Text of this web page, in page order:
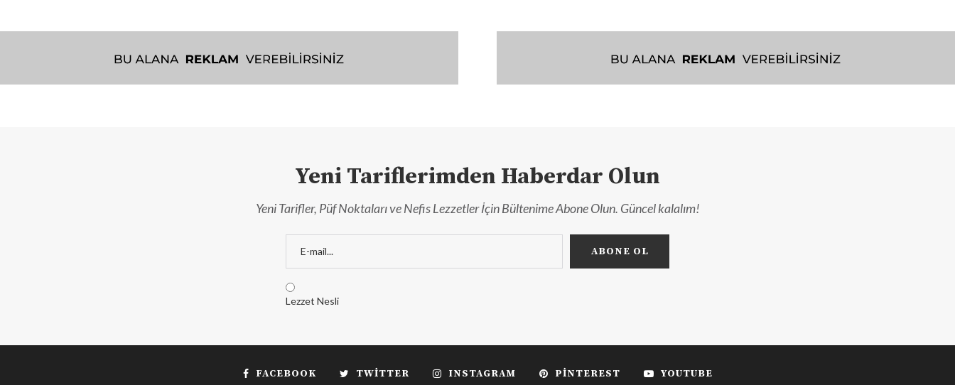
Yeni Tariflerimden Haberdar Olun
Yeni Tarifler, Püf Noktaları ve Nefis Lezzetler İçin Bültenime Abone Olun. Güncel kalalım!
Lezzet Nesli
FACEBOOK TWITTER INSTAGRAM PINTEREST YOUTUBE